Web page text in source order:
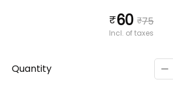
₹60 ₹75
Incl. of taxes
Quantity